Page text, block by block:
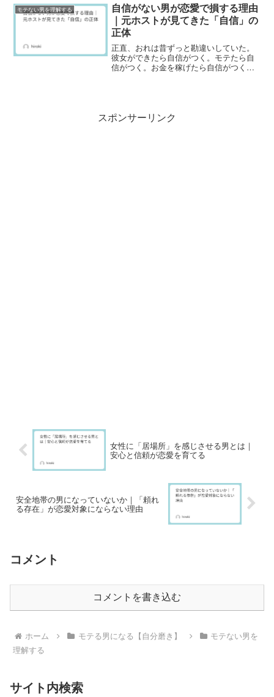
モテない男を理解する
自信がない男が恋愛で損する理由
｜元ホストが見てきた「自信」の
正体
正直、おれは昔ずっと勘違いしていた。
彼女ができたら自信がつく。モテたら自
信がつく。お金を稼げたら自信がつく。
スポンサーリンク
女性に「居場所」を感じさせる男とは｜
安心と信頼が恋愛を育てる
安全地帯の男になっていないか｜「頼れ
る存在」が恋愛対象にならない理由
コメント
コメントを書き込む
ホーム モテる男になる【自分磨き】
モテない男を
理解する
サイト内検索